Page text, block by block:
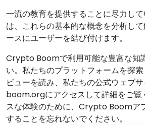
一流の教育を提供することに尽力し
は、これらの基本的な概念を分析し
ースにユーザーを結び付けます。
Crypto Boomで利用可能な豊富な知
い。私たちのプラットフォームを探
ビューを読み、私たちの公式ウェブ
boom.orgにアクセスして詳細をご覧
スな体験のために、Crypto Boomア
することを忘れないでください。